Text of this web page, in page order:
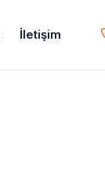
İletişim